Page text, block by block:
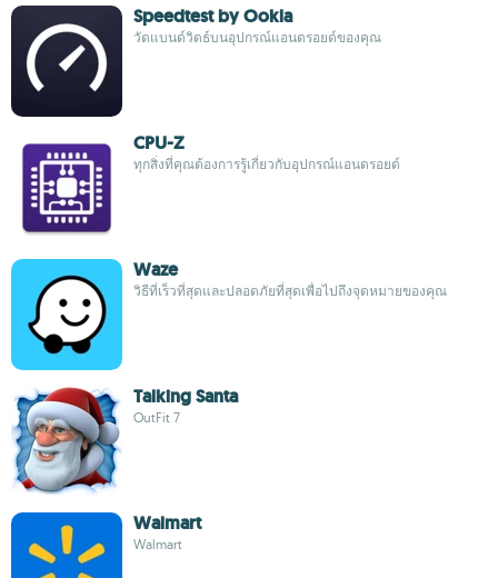
Speedtest by Ookla
วัดแบนด์วิดธ์บนอุปกรณ์แอนดรอยด์ของคุณ
CPU-Z
ทุกสิ่งที่คุณต้องการรู้เกี่ยวกับอุปกรณ์แอนดรอยด์
Waze
วิธีที่เร็วที่สุดและปลอดภัยที่สุดเพื่อไปถึงจุดหมายของคุณ
Talking Santa
OutFit 7
Walmart
Walmart